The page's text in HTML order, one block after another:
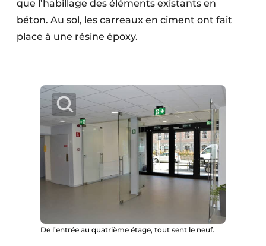
que l’habillage des éléments existants en
béton. Au sol, les carreaux en ciment ont fait
place à une résine époxy.
De l’entrée au quatrième étage, tout sent le neuf.